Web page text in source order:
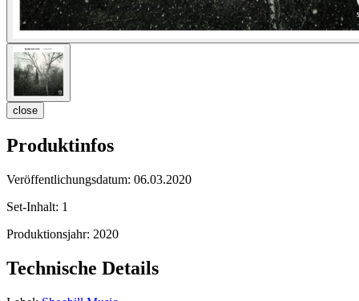
close
Produktinfos
Veröffentlichungsdatum: 06.03.2020
Set-Inhalt: 1
Produktionsjahr: 2020
Technische Details